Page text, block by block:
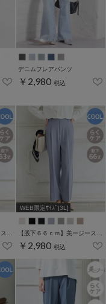
デニムフレアパンツ
￥2,980 税込
WEB限定ｻｲｽﾞ[3L]
￥2,980 税込